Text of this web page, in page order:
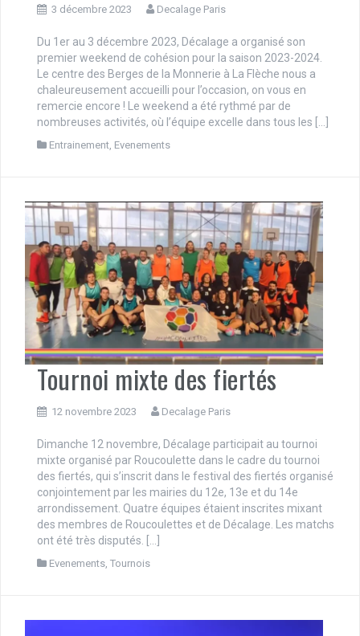
3 décembre 2023 Decalage Paris
Du 1er au 3 décembre 2023, Décalage a organisé son
premier weekend de cohésion pour la saison 2023-2024.
Le centre des Berges de la Monnerie à La Flèche nous a
chaleureusement accueilli pour l’occasion, on vous en
remercie encore ! Le weekend a été rythmé par de
nombreuses activités, où l’équipe excelle dans tous les […]
Entrainement Evenements
Tournoi mixte des fiertés
12 novembre 2023 Decalage Paris
Dimanche 12 novembre, Décalage participait au tournoi
mixte organisé par Roucoulette dans le cadre du tournoi
des fiertés, qui s’inscrit dans le festival des fiertés organisé
conjointement par les mairies du 12e, 13e et du 14e
arrondissement. Quatre équipes étaient inscrites mixant
des membres de Roucoulettes et de Décalage. Les matchs
ont été très disputés. […]
Evenements, Tournois